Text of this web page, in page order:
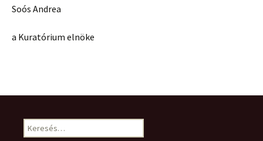
Soós Andrea
a Kuratórium elnöke
Keresés: